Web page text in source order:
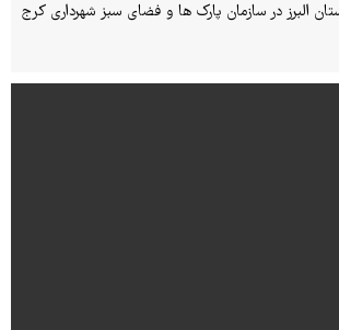
البرز در سازمان پارک ها و فضای سبز شهرداری کرج